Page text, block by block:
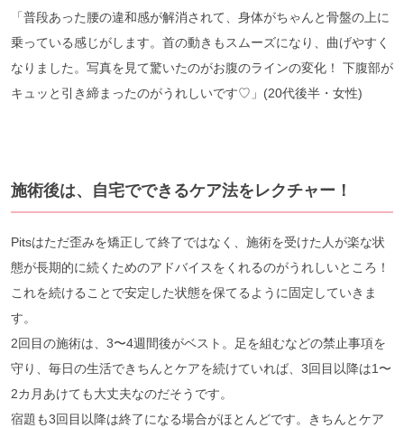
「普段あった腰の違和感が解消されて、身体がちゃんと骨盤の上に
乗っている感じがします。首の動きもスムーズになり、曲げやすく
なりました。写真を見て驚いたのがお腹のラインの変化！ 下腹部が
キュッと引き締まったのがうれしいです♡」(20代後半・女性)
施術後は、自宅でできるケア法をレクチャー！
Pitsはただ歪みを矯正して終了ではなく、施術を受けた人が楽な状
態が長期的に続くためのアドバイスをくれるのがうれしいところ！
これを続けることで安定した状態を保てるように固定していきま
す。
2回目の施術は、3〜4週間後がベスト。足を組むなどの禁止事項を
守り、毎日の生活できちんとケアを続けていれば、3回目以降は1〜
2カ月あけても大丈夫なのだそうです。
宿題も3回目以降は終了になる場合がほとんどです。きちんとケア